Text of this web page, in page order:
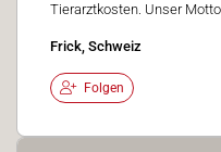
Tierarztkosten. Unser
Frick, Schweiz
Folgen